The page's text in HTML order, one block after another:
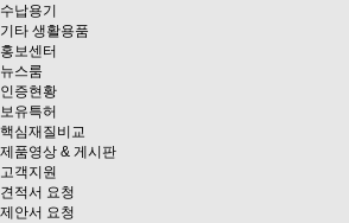
수납용기
기타 생활용품
홍보센터
뉴스룸
인증현황
보유특허
핵심재질비교
제품영상 & 게시판
고객지원
견적서 요청
제안서 요청